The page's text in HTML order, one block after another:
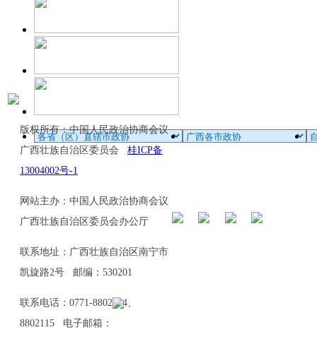
版权所有：中国人民政治协商会议
广西壮族自治区委员会 桂ICP备
13004002号-1
网站主办：中国人民政治协商会议
广西壮族自治区委员会办公厅
联系地址：广西壮族自治区南宁市
凯旋路2号 邮编：530201
联系电话：0771-8802114、
8802115 电子邮箱：